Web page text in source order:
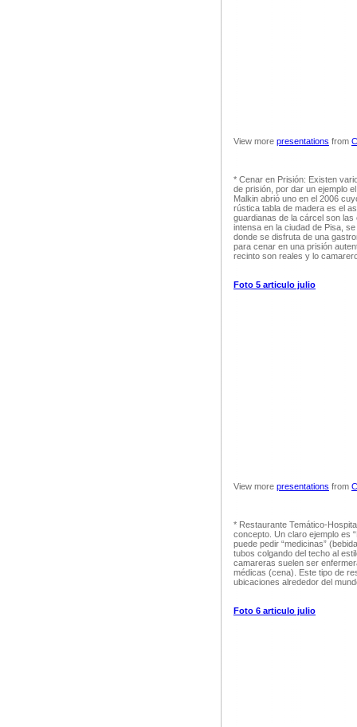
View more presentations from
* Cenar en Prisión: Existen
de prisión, por dar un ejemplo
Malkin abrió uno en el 2006
rústica tabla de madera es el
guardianas de la cárcel son
intensa en la ciudad de Pisa,
donde se disfruta de una
para cenar en una prisión
recinto son reales y lo
Foto 5 articulo julio
View more presentations from
* Restaurante Temático-
concepto. Un claro ejemplo es
puede pedir “medicinas”
tubos colgando del techo al
camareras suelen ser
médicas (cena). Este tipo de
ubicaciones alrededor del
Foto 6 articulo julio